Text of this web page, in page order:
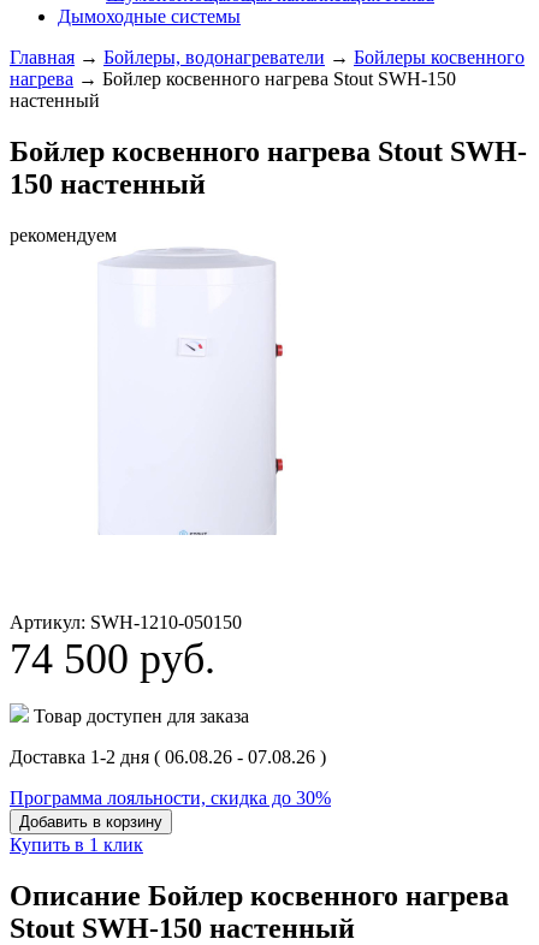
Дымоходные системы
Главная → Бойлеры, водонагреватели → Бойлеры косвенного
нагрева → Бойлер косвенного нагрева Stout SWH-150
настенный
Бойлер косвенного нагрева Stout SWH-
150 настенный
рекомендуем
Артикул: SWH-1210-050150
74 500 руб.
Товар доступен для заказа
Доставка 1-2 дня ( 06.08.26 - 07.08.26 )
Программа лояльности, скидка до 30%
Добавить в корзину
Купить в 1 клик
Описание Бойлер косвенного нагрева
Stout SWH-150 настенный